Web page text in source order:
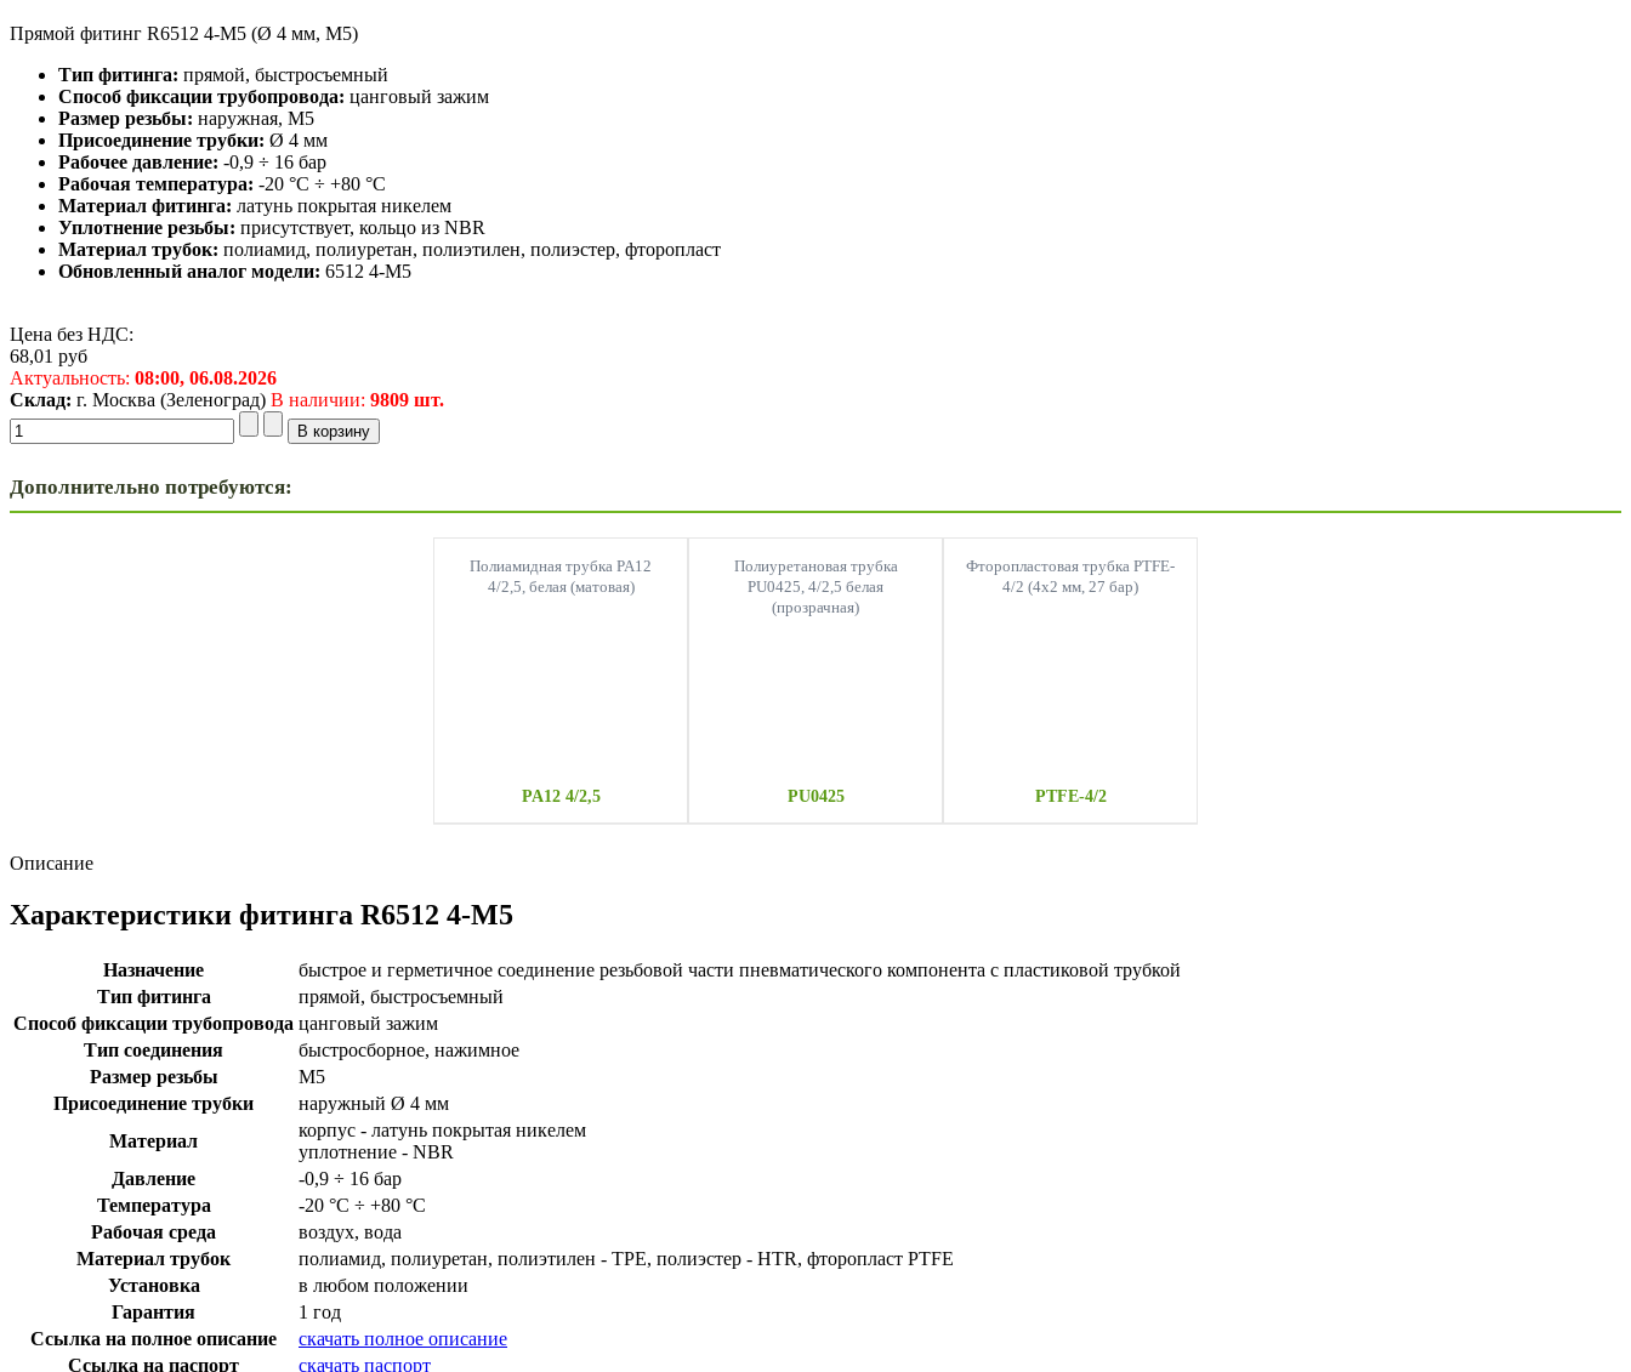
Прямой фитинг R6512 4-M5 (Ø 4 мм, M5)
Тип фитинга: прямой, быстросъемный
Способ фиксации трубопровода: цанговый зажим
Размер резьбы: наружная, M5
Присоединение трубки: Ø 4 мм
Рабочее давление: -0,9 ÷ 16 бар
Рабочая температура: -20 °C ÷ +80 °C
Материал фитинга: латунь покрытая никелем
Уплотнение резьбы: присутствует, кольцо из NBR
Материал трубок: полиамид, полиуретан, полиэтилен, полиэстер, фторопласт
Обновленный аналог модели: 6512 4-M5
Цена без НДС:
68,01 руб
Актуальность: 08:00, 06.08.2026
Склад: г. Москва (Зеленоград) В наличии: 9809 шт.
Дополнительно потребуются:
Полиамидная трубка PA12
4/2,5, белая (матовая)
PA12 4/2,5
Полиуретановая трубка
PU0425, 4/2,5 белая
(прозрачная)
PU0425
Фторопластовая трубка PTFE-
4/2 (4х2 мм, 27 бар)
PTFE-4/2
Описание
Характеристики фитинга R6512 4-M5
Назначение
быстрое и герметичное соединение резьбовой части пневматического компонента с пластиковой трубкой
Тип фитинга
прямой, быстросъемный
Способ фиксации трубопровода цанговый зажим
Тип соединения
быстросборное, нажимное
Размер резьбы
M5
Присоединение трубки
наружный Ø 4 мм
Материал
корпус - латунь покрытая никелем
уплотнение - NBR
Давление
-0,9 ÷ 16 бар
Температура
-20 °C ÷ +80 °C
Рабочая среда
воздух, вода
Материал трубок
полиамид, полиуретан, полиэтилен - TPE, полиэстер - HTR, фторопласт PTFE
Установка
в любом положении
Гарантия
1 год
Ссылка на полное описание
скачать полное описание
Ссылка на паспорт
скачать паспорт